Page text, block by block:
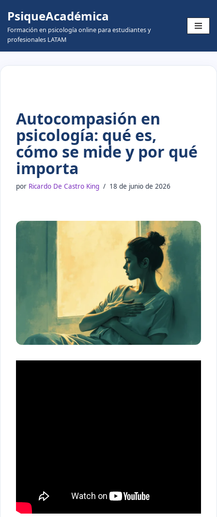
Skip
to
content
PsiqueAcadémica
Formación en psicología online para estudiantes y
profesionales LATAM
Autocompasión en
psicología: qué es,
cómo se mide y por qué
importa
por Ricardo De Castro King 18 de junio de 2026